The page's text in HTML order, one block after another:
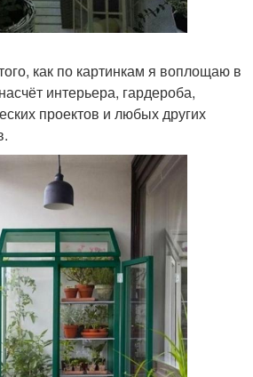
как по картинкам я воплощаю в
интерьера, гардероба,
проектов и любых других